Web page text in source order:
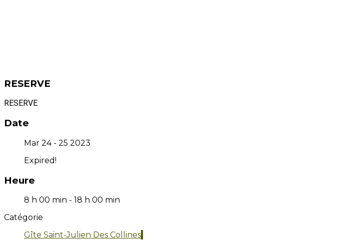
RESERVE
RESERVE
Date
Mar 24 - 25 2023
Expired!
Heure
8 h 00 min - 18 h 00 min
Catégorie
Gîte Saint-Julien Des Collines